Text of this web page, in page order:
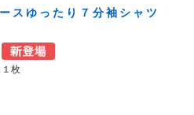
スゆったり７分袖シャツ
１枚